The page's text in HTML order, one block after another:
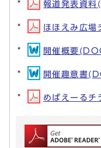
報道発表資
ほほえみ広
開催概要
開催趣意書
めばえーる